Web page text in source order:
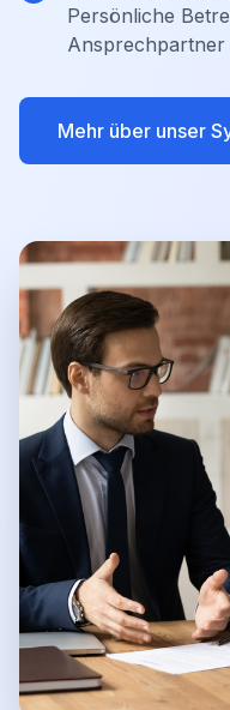
Persönliche
Mehr über unser